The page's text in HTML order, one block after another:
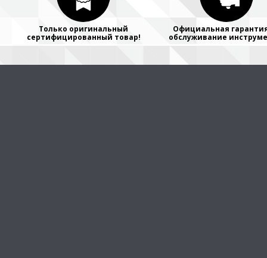
Только оригинальный
сертифицированный товар!
Официальная
обслуживание